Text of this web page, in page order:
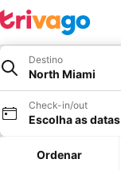
Destino
North Miami
Check-in/out
Escolha as datas
Ordenar